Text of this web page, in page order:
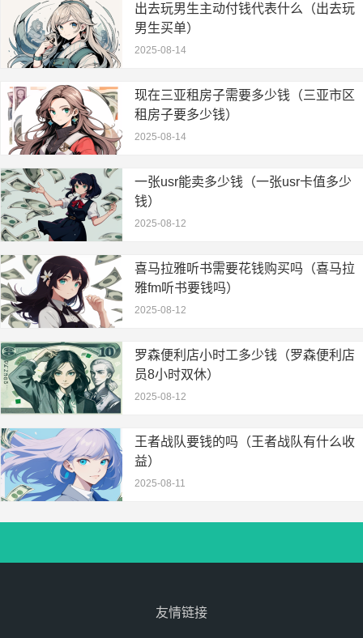
出去玩男生主动付钱代表什么（出去玩
男生买单）
2025-08-14
现在三亚租房子需要多少钱（三亚市区
租房子要多少钱）
2025-08-14
一张usr能卖多少钱（一张usr卡值多少
钱）
2025-08-12
喜马拉雅听书需要花钱购买吗（喜马拉
雅fm听书要钱吗）
2025-08-12
罗森便利店小时工多少钱（罗森便利店
员8小时双休）
2025-08-12
王者战队要钱的吗（王者战队有什么收
益）
2025-08-11
友情链接